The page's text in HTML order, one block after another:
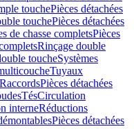
touchePièces détachées
touchePièces détachées
de chasse completsPièces
Rinçage double
toucheSystèmes
Tuyaux
RaccordsPièces détachées
TésCirculation
interneRéductions
Pièces détachées